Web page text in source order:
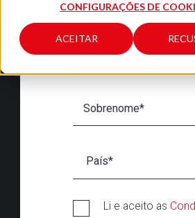
CONFIGURAÇÕES DE
ACEITAR
Li e aceito as